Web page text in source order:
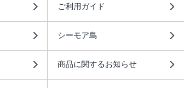
ご利用ガイド
シーモア島
商品に関するお知らせ